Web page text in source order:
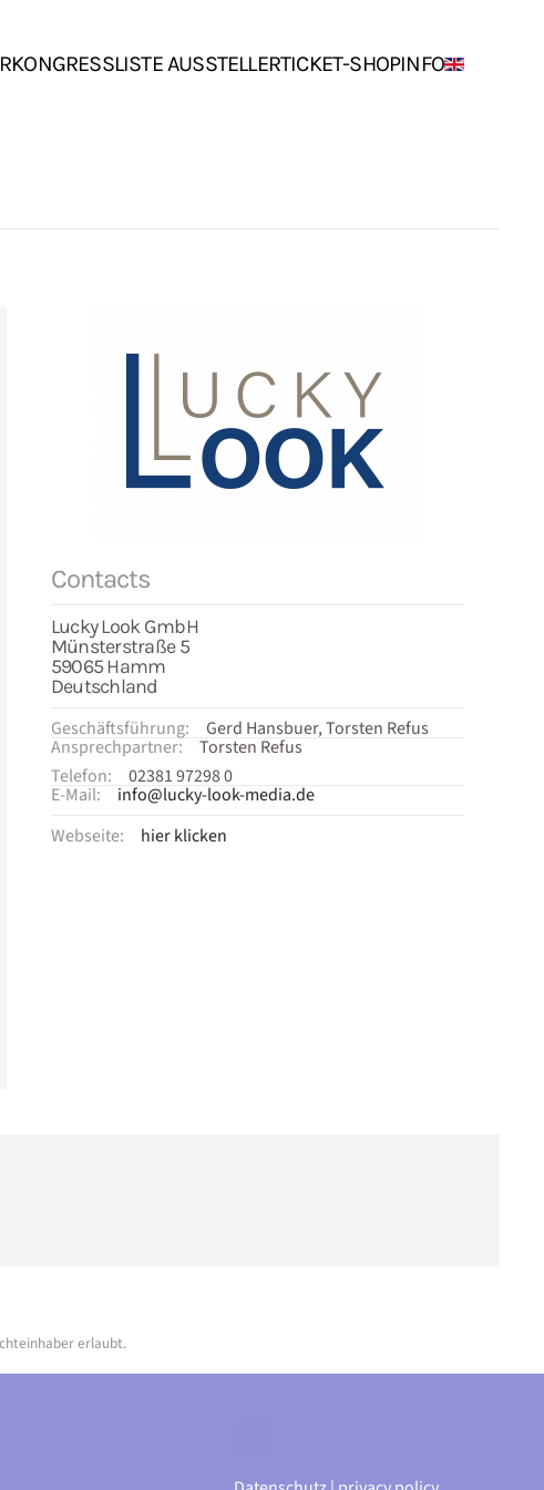
KONGRESSLISTE AUSSTELLERTICKET-SHOPINFO
Contacts
Lucky Look GmbH
Münsterstraße 5
59065 Hamm
Deutschland
Geschäftsführung:
Gerd Hansbuer, Torsten Refus
Ansprechpartner:
Torsten Refus
Telefon:
02381 97298 0
E-Mail:
info@lucky-look-media.de
Webseite:
hier klicken
erlaubt.